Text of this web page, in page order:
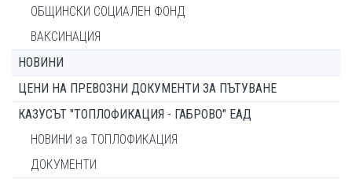
ОБЩИНСКИ СОЦИАЛЕН ФОНД
ВАКСИНАЦИЯ
НОВИНИ
ЦЕНИ НА ПРЕВОЗНИ ДОКУМЕНТИ ЗА ПЪТУВАНЕ
КАЗУСЪТ "ТОПЛОФИКАЦИЯ - ГАБРОВО" ЕАД
НОВИНИ за ТОПЛОФИКАЦИЯ
ДОКУМЕНТИ